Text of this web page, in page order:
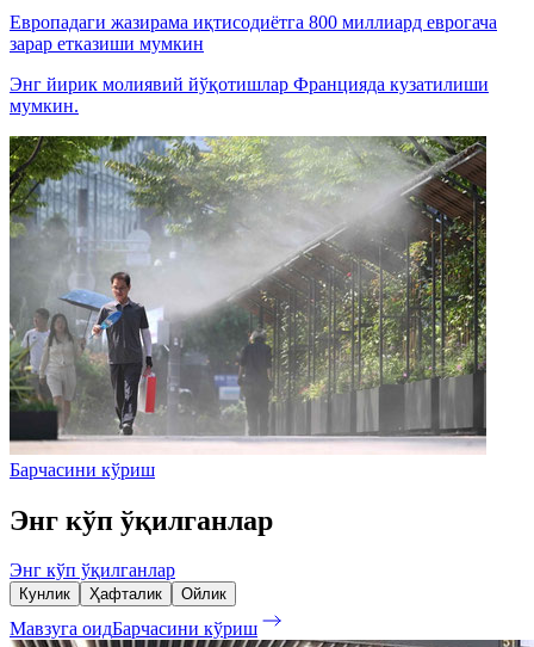
Европадаги жазирама иқтисодиётга 800 миллиард еврогача
зарар етказиши мумкин
Энг йирик молиявий йўқотишлар Францияда кузатилиши
мумкин.
Барчасини кўриш
Энг кўп ўқилганлар
Энг кўп ўқилганлар
Кунлик Ҳафталик Ойлик
Мавзуга оидБарчасини кўриш